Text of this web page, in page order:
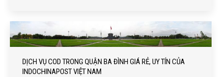
DỊCH VỤ COD TRONG QUẬN BA ĐÌNH GIÁ RẺ, UY TÍN CỦA
INDOCHINAPOST VIỆT NAM